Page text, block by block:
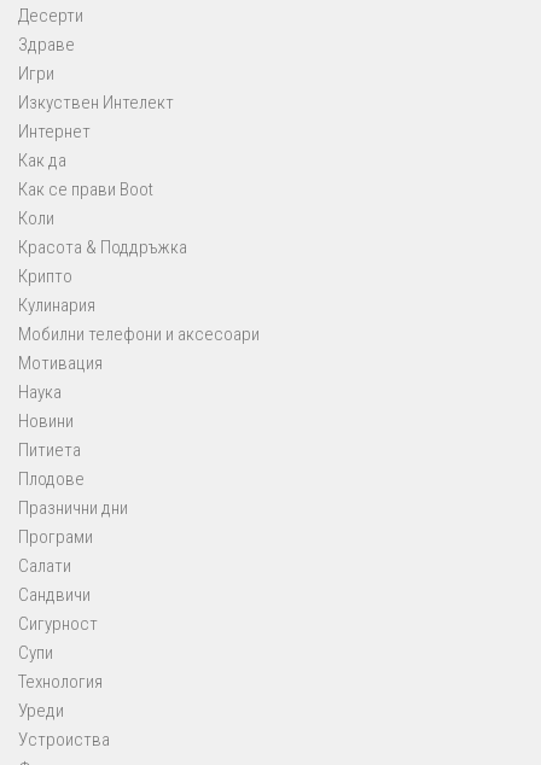
Десерти
Здраве
Игри
Изкуствен Интелект
Интернет
Как да
Как се прави Boot
Коли
Красота & Поддръжка
Крипто
Кулинария
Мобилни телефони и аксесоари
Мотивация
Наука
Новини
Питиета
Плодове
Празнични дни
Програми
Салати
Сандвичи
Сигурност
Супи
Технология
Уреди
Устроиства